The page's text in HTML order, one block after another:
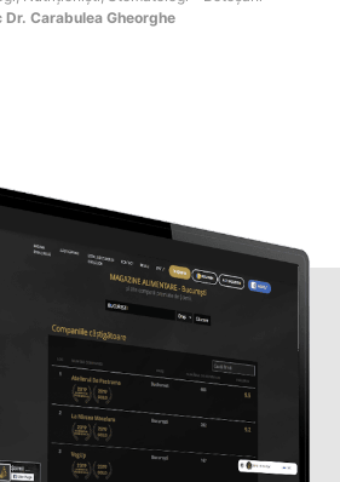
Carabulea Gheorghe